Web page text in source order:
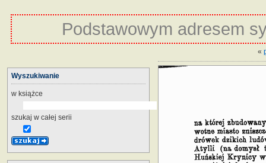
Podstawowym adresem
«
Wyszukiwanie
w książce
szukaj w całej serii